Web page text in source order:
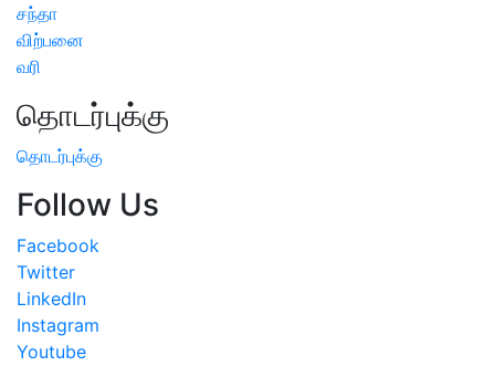
சந்தா
விற்பனை
வரி
தொடர்புக்கு
தொடர்புக்கு
Follow Us
Facebook
Twitter
LinkedIn
Instagram
Youtube